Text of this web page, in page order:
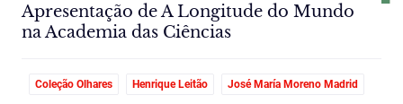
Apresentação de A Longitude do Mundo
na Academia das Ciências
Coleção Olhares Henrique Leitão José María Moreno Madrid